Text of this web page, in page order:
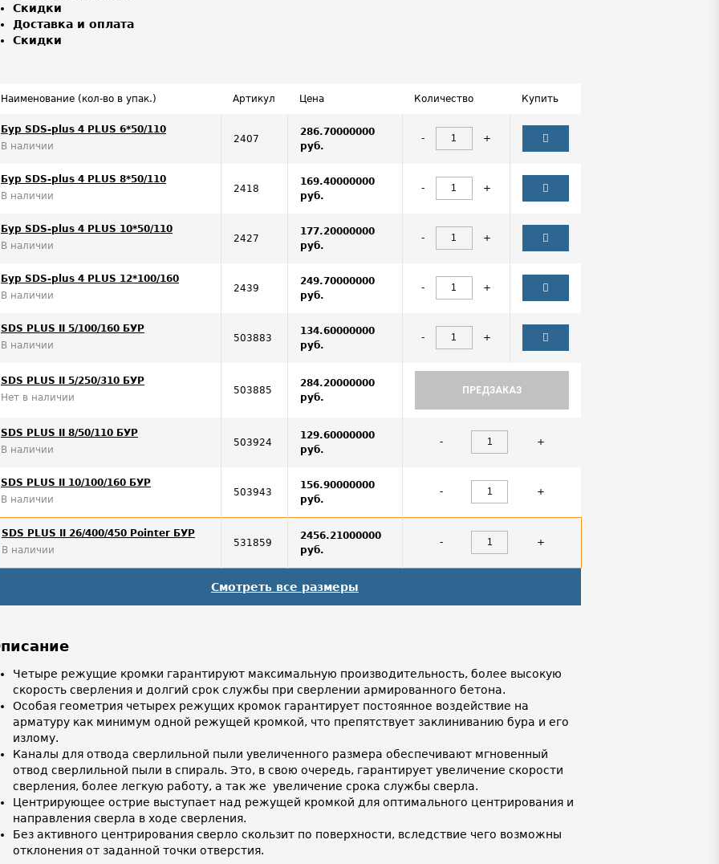
Скидки
Доставка и оплата
Скидки
Наименование (кол-во в упак.) Артикул Цена Количество Купить
Бур SDS-plus 4 PLUS 6*50/110
В наличии
2407
286.70000000
руб.
- +
Бур SDS-plus 4 PLUS 8*50/110
В наличии
2418
169.40000000
руб.
- +
Бур SDS-plus 4 PLUS 10*50/110
В наличии
2427
177.20000000
руб.
- +
Бур SDS-plus 4 PLUS 12*100/160
В наличии
2439
249.70000000
руб.
- +
SDS PLUS II 5/100/160 БУР
В наличии
503883
134.60000000
руб.
- +
SDS PLUS II 5/250/310 БУР
Нет в наличии
503885
284.20000000
руб.
ПРЕДЗАКАЗ
SDS PLUS II 8/50/110 БУР
В наличии
503924
129.60000000
руб.
- +
SDS PLUS II 10/100/160 БУР
В наличии
503943
156.90000000
руб.
- +
SDS PLUS II 26/400/450 Pointer БУР
В наличии
531859
2456.21000000
руб.
- +
Смотреть все размеры
Четыре режущие кромки гарантируют максимальную производительность, более высокую
скорость сверления и долгий срок службы при сверлении армированного бетона.
Особая геометрия четырех режущих кромок гарантирует постоянное воздействие на
арматуру как минимум одной режущей кромкой, что препятствует заклиниванию бура и его
излому.
Каналы для отвода сверлильной пыли увеличенного размера обеспечивают мгновенный
отвод сверлильной пыли в спираль. Это, в свою очередь, гарантирует увеличение скорости
сверления, более легкую работу, а так же увеличение срока службы сверла.
Центрирующее острие выступает над режущей кромкой для оптимального центрирования и
направления сверла в ходе сверления.
Без активного центрирования сверло скользит по поверхности, вследствие чего возможны
отклонения от заданной точки отверстия.